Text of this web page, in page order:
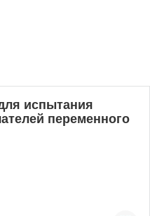
испытания
переменного